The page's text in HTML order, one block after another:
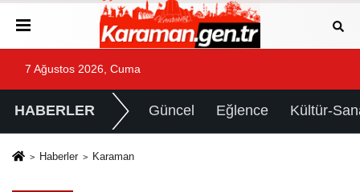
7 Ağustos 2026, Cuma
HABERLER Güncel Eğlence Kültür-
Haberler Karaman